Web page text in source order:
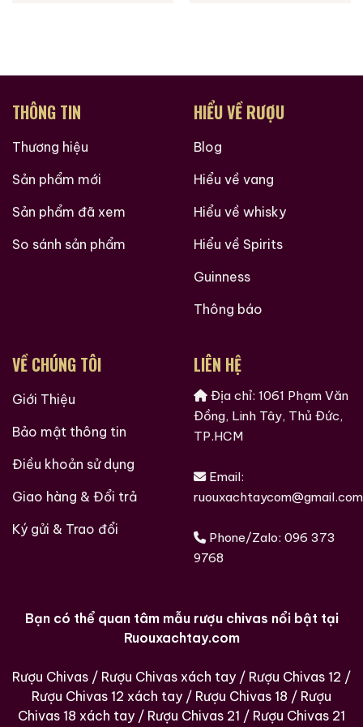
Hàng Ngàn Khách Hàng Của ruouxachtay.com
Các loại rượu sưu tầm quý hiềm trên thế giới tại
THÔNG TIN
Thương hiệu
Sản phẩm mới
Sản phẩm đã xem
So sánh sản phẩm
HIỂU VỀ RƯỢU
Blog
Hiểu về vang
Hiểu về whisky
Hiểu về Spirits
Guinness
Thông báo
VỀ CHÚNG TÔI
Giới Thiệu
Bảo mật thông tin
Điều khoản sử dụng
Giao hàng & Đổi trả
Ký gửi & Trao đổi
LIÊN HỆ
Địa chỉ: 1061 Phạm Văn
Đồng, Linh Tây, Thủ Đức,
TP.HCM
Email:
ruouxachtaycom@gmail.com
Phone/Zalo: 096 373
9768
Bạn có thể quan tâm mẫu rượu chivas nổi bật tại
Ruouxachtay.com
Rượu Chivas / Rượu Chivas xách tay / Rượu Chivas 12 /
Rượu Chivas 12 xách tay / Rượu Chivas 18 / Rượu
Chivas 18 xách tay / Rượu Chivas 21 / Rượu Chivas 21